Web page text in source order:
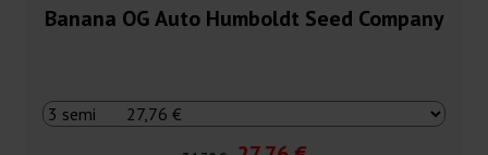
Banana OG Auto Humboldt Seed Company